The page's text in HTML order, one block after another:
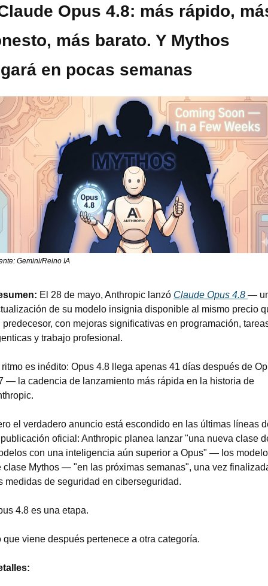
Opus 4.8: más rápido,
más barato. Y Mythos
en pocas semanas
Gemini/Reino IA
El 28 de mayo, Anthropic lanzó Claude Opus 4.8 —
de su modelo insignia disponible al mismo precio
predecesor, con mejoras significativas en programación,
y trabajo profesional.
es inédito: Opus 4.8 llega apenas 41 días después de
— la cadencia de lanzamiento más rápida en la historia de
el verdadero anuncio está escondido en las últimas líneas
oficial: Anthropic planea lanzar "una nueva clase
con una inteligencia aún superior a Opus" — los
clase Mythos — "en las próximas semanas", una vez
medidas de seguridad en ciberseguridad.
4.8 es una etapa.
que viene después pertenece a otra categoría.